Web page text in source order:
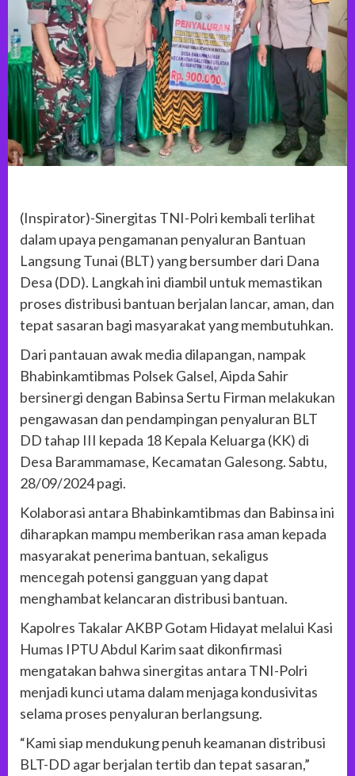
(Inspirator)-Sinergitas TNI-Polri kembali terlihat
dalam upaya pengamanan penyaluran Bantuan
Langsung Tunai (BLT) yang bersumber dari Dana
Desa (DD). Langkah ini diambil untuk memastikan
proses distribusi bantuan berjalan lancar, aman, dan
tepat sasaran bagi masyarakat yang membutuhkan.
Dari pantauan awak media dilapangan, nampak
Bhabinkamtibmas Polsek Galsel, Aipda Sahir
bersinergi dengan Babinsa Sertu Firman melakukan
pengawasan dan pendampingan penyaluran BLT
DD tahap III kepada 18 Kepala Keluarga (KK) di
Desa Barammamase, Kecamatan Galesong. Sabtu,
28/09/2024 pagi.
Kolaborasi antara Bhabinkamtibmas dan Babinsa ini
diharapkan mampu memberikan rasa aman kepada
masyarakat penerima bantuan, sekaligus
mencegah potensi gangguan yang dapat
menghambat kelancaran distribusi bantuan.
Kapolres Takalar AKBP Gotam Hidayat melalui Kasi
Humas IPTU Abdul Karim saat dikonfirmasi
mengatakan bahwa sinergitas antara TNI-Polri
menjadi kunci utama dalam menjaga kondusivitas
selama proses penyaluran berlangsung.
“Kami siap mendukung penuh keamanan distribusi
BLT-DD agar berjalan tertib dan tepat sasaran,”